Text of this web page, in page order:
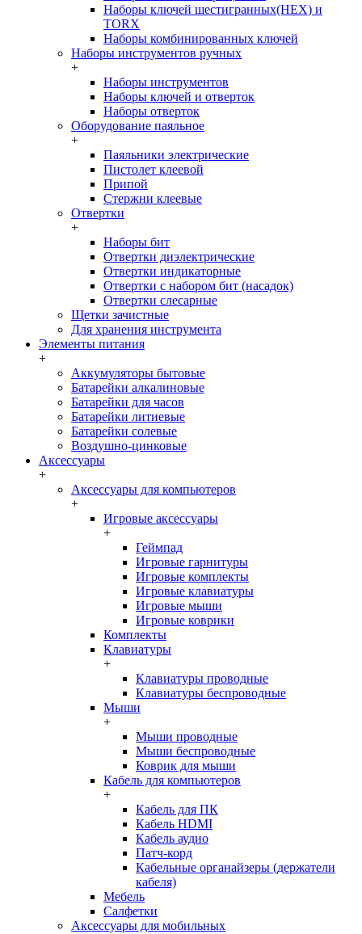
Наборы ключей шестигранных(HEX) и
TORX
Наборы комбинированных ключей
Наборы инструментов ручных
+
Наборы инструментов
Наборы ключей и отверток
Наборы отверток
Оборудование паяльное
+
Паяльники электрические
Пистолет клеевой
Припой
Стержни клеевые
Отвертки
+
Наборы бит
Отвертки диэлектрические
Отвертки индикаторные
Отвертки с набором бит (насадок)
Отвертки слесарные
Щетки зачистные
Для хранения инструмента
Элементы питания
+
Аккумуляторы бытовые
Батарейки алкалиновые
Батарейки для часов
Батарейки литиевые
Батарейки солевые
Воздушно-цинковые
Аксессуары
+
Аксессуары для компьютеров
+
Игровые аксессуары
+
Геймпад
Игровые гарнитуры
Игровые комплекты
Игровые клавиатуры
Игровые мыши
Игровые коврики
Комплекты
Клавиатуры
+
Клавиатуры проводные
Клавиатуры беспроводные
Мыши
+
Мыши проводные
Мыши беспроводные
Коврик для мыши
Кабель для компьютеров
+
Кабель для ПК
Кабель HDMI
Кабель аудио
Патч-корд
Кабельные органайзеры (держатели
кабеля)
Мебель
Салфетки
Аксессуары для мобильных